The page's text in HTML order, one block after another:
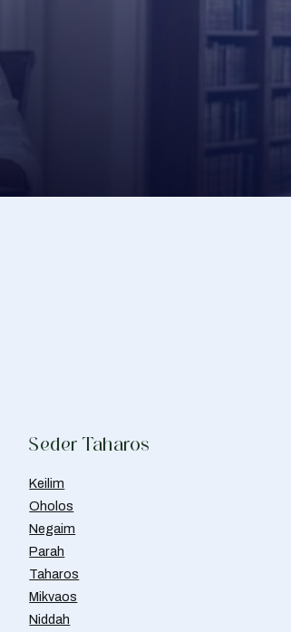
Seder Taharos
Keilim
Oholos
Negaim
Parah
Taharos
Mikvaos
Niddah